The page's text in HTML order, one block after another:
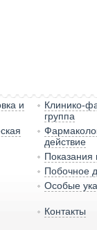
и
Клинико-
группа
действие
Показания
Побочное
Особые
Контакты